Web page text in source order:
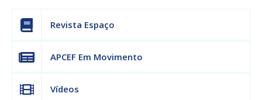
Revista Espaço
APCEF Em Movimento
Vídeos